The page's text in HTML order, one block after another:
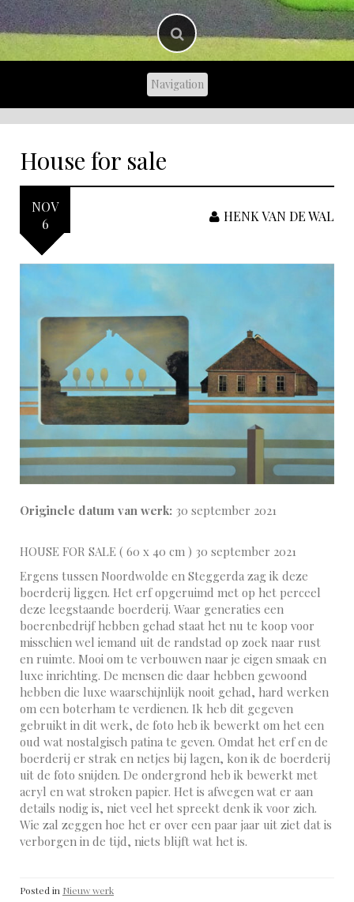
House for sale
NOV
6
HENK VAN DE WAL
Originele datum van werk: 30 september 2021
HOUSE FOR SALE ( 60 x 40 cm ) 30 september 2021
Ergens tussen Noordwolde en Steggerda zag ik deze
boerderij liggen. Het erf opgeruimd met op het perceel
deze leegstaande boerderij. Waar generaties een
boerenbedrijf hebben gehad staat het nu te koop voor
misschien wel iemand uit de randstad op zoek naar rust
en ruimte. Mooi om te verbouwen naar je eigen smaak en
luxe inrichting. De mensen die daar hebben gewoond
hebben die luxe waarschijnlijk nooit gehad, hard werken
om een boterham te verdienen. Ik heb dit gegeven
gebruikt in dit werk, de foto heb ik bewerkt om het een
oud wat nostalgisch patina te geven. Omdat het erf en de
boerderij er strak en netjes bij lagen, kon ik de boerderij
uit de foto snijden. De ondergrond heb ik bewerkt met
acryl en wat stroken papier. Het is afwegen wat er aan
details nodig is, niet veel het spreekt denk ik voor zich.
Wie zal zeggen hoe het er over een paar jaar uit ziet dat is
verborgen in de tijd, niets blijft wat het is.
Posted in Nieuw werk